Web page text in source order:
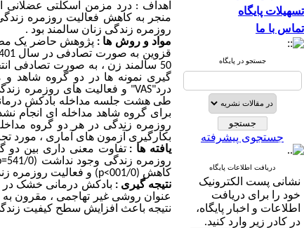
تسهیلات پایگاه
تماس با ما
جستجو در پایگاه
جستجوی پیشرفته
دریافت اطلاعات پایگاه
نشانی پست الکترونیک
خود را برای دریافت
اطلاعات و اخبار پایگاه،
در کادر زیر وارد کنید.
اهداف : درد مزمن اسکلتی عضلانی
منجر به کاهش فعالیت روزمره
روزمره زندگی زنان سالمند بود .
مواد و روش ها : پژوهش حاضر یک
50 سالمند زن ، به صورت تصادفی
گیری نمونه ها در دو گروه شاهد
درد"VAS" و فعالیت های روزمره
طی هشت جلسه مداخله بادکش درمانی خشک با استفاده از 3
برای گروه شاهد مداخله ای انجام
روزمره زندگی در هر دو گروه
بکارگیری آزمون های آماری ، مورد
یافته ها : تفاوت معنی داری بین دو
روزمره زندگی وجود نداشت (541/0
کاهش (001/0
p<) و فعالیت روزمره
نتیجه گیری : بادکش درمانی خشک در
عنوان روشی غیر تهاجمی ، مقرون
نتیجه باعث افزایش سطح کیفیت